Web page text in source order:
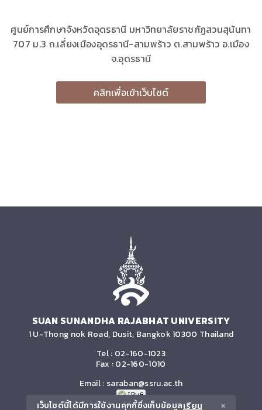
ศูนย์การศึกษาจังหวัดอุดรธานี มหาวิทยาลัยราชภัฏสวนสุนันทา
707 ม.3 ถ.เลี่ยงเมืองอุดรธานี-สามพร้าว ต.สามพร้าว อ.เมือง
จ.อุดรธานี
คลิกเพื่อเข้าเว็บไซต์
SUAN SUNANDHA RAJABHAT UNIVERSITY
1 U-Thong nok Road, Dusit, Bangkok 10300 Thailand
Tel : 02-160-1023
Fax : 02-160-1010
Email : saraban@ssru.ac.th
×
เว็บไซต์นี้ได้มีการใช้งานคุกกี้ซึ่งเก็บข้อมูลเรียน